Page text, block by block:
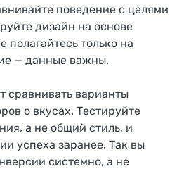
поведение с целями
дизайн на основе
полагайтесь только на
— данные важны.
сравнивать варианты
о вкусах. Тестируйте
а не общий стиль, и
успеха заранее. Так вы
системно, а не